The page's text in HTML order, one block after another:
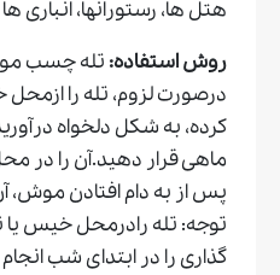
هتل ها، رستورانها، انباری
روش استفاده: تله چسب
درصورت لزوم، تله را
کرده، به شکل دلخواه
ماهی قرار دهید.آن را در
پس از به دام افتادن موش،
توجه: تله رادرمحل خیس یا
گذاری را در ابتدای شب